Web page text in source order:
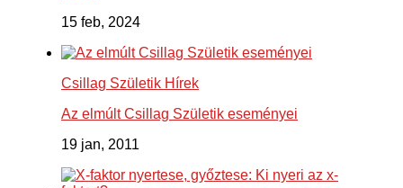
15 feb, 2024
Csillag Születik Hírek
Az elmúlt Csillag Születik eseményei
19 jan, 2011